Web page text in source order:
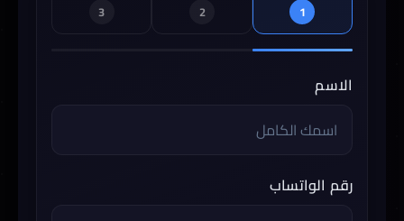
1
2
3
الاسم
رقم الواتساب